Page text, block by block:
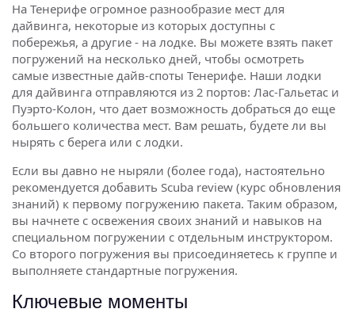
На Тенерифе огромное разнообразие мест для
дайвинга, некоторые из которых доступны с
побережья, а другие - на лодке. Вы можете взять пакет
погружений на несколько дней, чтобы осмотреть
самые известные дайв-споты Тенерифе. Наши лодки
для дайвинга отправляются из 2 портов: Лас-Гальетас и
Пуэрто-Колон, что дает возможность добраться до еще
большего количества мест. Вам решать, будете ли вы
нырять с берега или с лодки.
Если вы давно не ныряли (более года), настоятельно
рекомендуется добавить Scuba review (курс обновления
знаний) к первому погружению пакета. Таким образом,
вы начнете с освежения своих знаний и навыков на
специальном погружении с отдельным инструктором.
Со второго погружения вы присоединяетесь к группе и
выполняете стандартные погружения.
Ключевые моменты